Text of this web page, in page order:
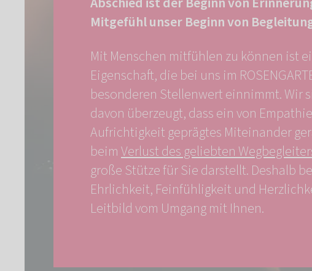
Mitgefühl unser Beginn von
Mit Menschen mitfühlen zu können ist
Eigenschaft, die bei uns im
besonderen Stellenwert einnimmt. Wir
davon überzeugt, dass ein von
Aufrichtigkeit geprägtes Miteinander
beimVerlust des geliebten
große Stütze für Sie darstellt. Deshalb
Ehrlichkeit, Feinfühligkeit und
Leitbild vom Umgang mit Ihnen.